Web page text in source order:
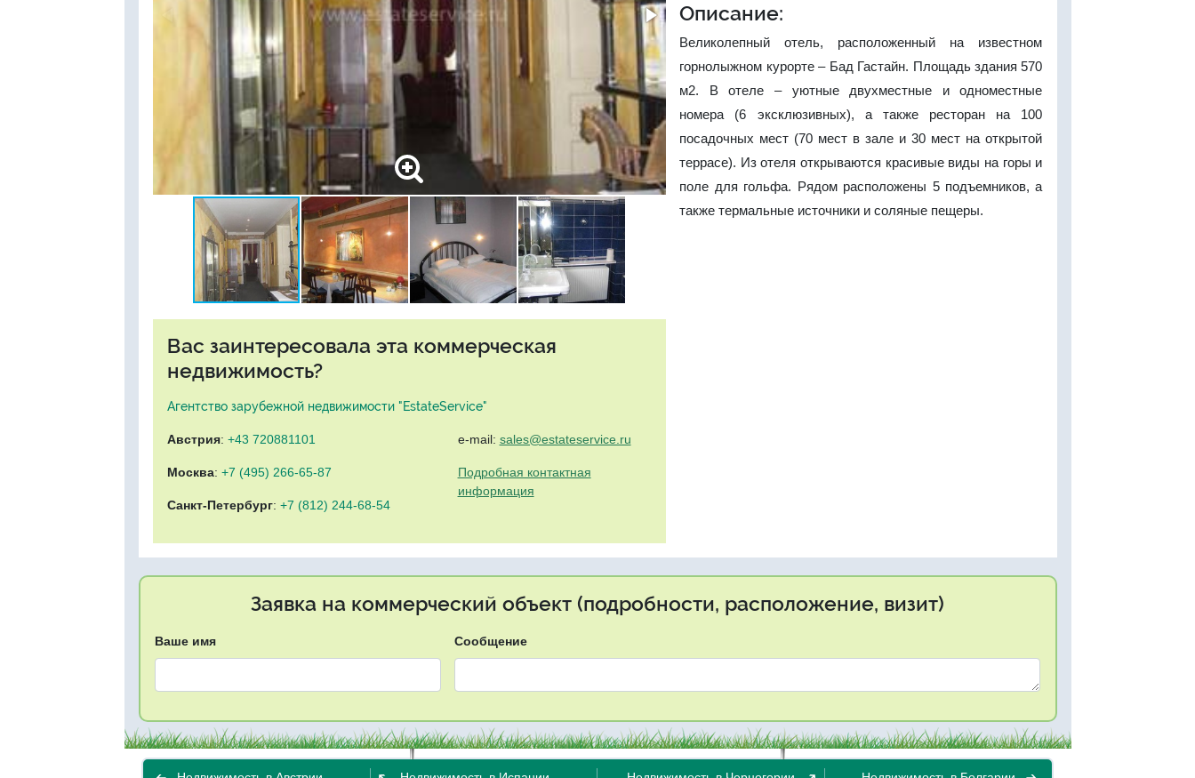
Вас заинтересовала эта коммерческая
недвижимость?
Агентство зарубежной недвижимости "EstateService"
Австрия: +43 720881101
Москва: +7 (495) 266-65-87
Санкт-Петербург: +7 (812) 244-68-54
e-mail: sales@estateservice.ru
Подробная контактная
информация
Описание:
Великолепный отель, расположенный на известном
горнолыжном курорте – Бад Гастайн. Площадь здания 570
м2. В отеле – уютные двухместные и одноместные
номера (6 эксклюзивных), а также ресторан на 100
посадочных мест (70 мест в зале и 30 мест на открытой
террасе). Из отеля открываются красивые виды на горы и
поле для гольфа. Рядом расположены 5 подъемников, а
также термальные источники и соляные пещеры.
Заявка на коммерческий объект (подробности, расположение, визит)
Ваше имя Сообщение